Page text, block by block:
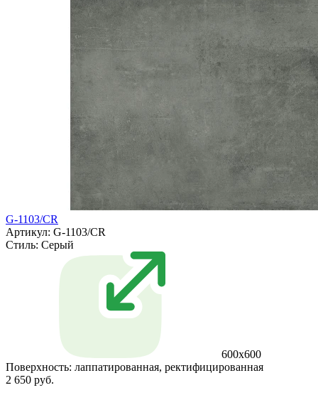
G-1103/CR
Артикул: G-1103/CR
Стиль: Серый
600x600
Поверхность: лаппатированная, ректифицированная
2 650 руб.